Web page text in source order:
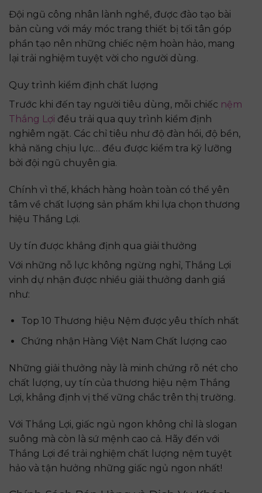
Đội ngũ công nhân lành nghề, được đào tạo bài
bản cùng với máy móc trang thiết bị tối tân góp
phần tạo nên những chiếc nệm hoàn hảo, mang
lại trải nghiệm tuyệt vời cho người dùng.
Quy trình kiểm định chất lượng
Trước khi đến tay người tiêu dùng, mỗi chiếc nệm
Thắng Lợi đều trải qua quy trình kiểm định
nghiêm ngặt. Các chỉ tiêu như độ đàn hồi, độ bền,
khả năng chịu lực… đều được kiểm tra kỹ lưỡng
bởi đội ngũ chuyên gia.
Chính vì thế, khách hàng hoàn toàn có thể yên
tâm về chất lượng sản phẩm khi lựa chọn thương
hiệu Thắng Lợi.
Uy tín được khẳng định qua giải thưởng
Với những nỗ lực không ngừng nghỉ, Thắng Lợi
vinh dự nhận được nhiều giải thưởng danh giá
như:
Top 10 Thương hiệu Nệm được yêu thích nhất
Chứng nhận Hàng Việt Nam Chất lượng cao
Những giải thưởng này là minh chứng rõ nét cho
chất lượng, uy tín của thương hiệu nệm Thắng
Lợi, khẳng định vị thế vững chắc trên thị trường.
Với Thắng Lợi, giấc ngủ ngon không chỉ là slogan
suông mà còn là sứ mệnh cao cả. Hãy đến với
Thắng Lợi để trải nghiệm chất lượng nệm tuyệt
hảo và tận hưởng những giấc ngủ ngon nhất!